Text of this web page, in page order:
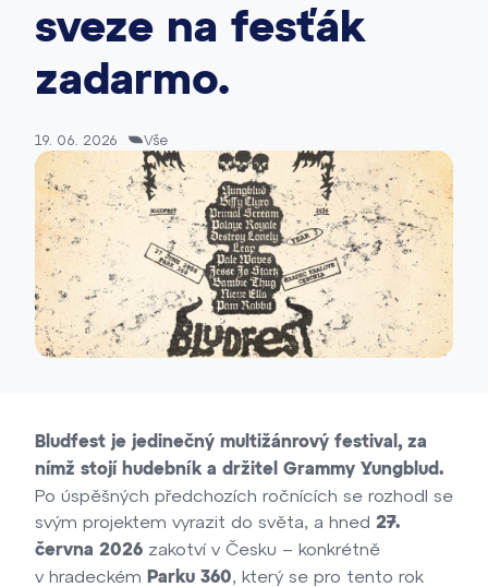
sveze na fesťák
zadarmo.
19. 06. 2026 Vše
Bludfest je jedinečný multižánrový festival, za
nímž stojí hudebník a držitel Grammy Yungblud.
Po úspěšných předchozích ročnících se rozhodl se
svým projektem vyrazit do světa, a hned 27.
června 2026 zakotví v Česku – konkrétně
v hradeckém Parku 360
, který se pro tento rok